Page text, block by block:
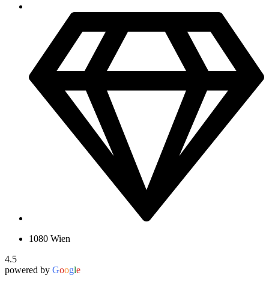
1080 Wien
4.5
powered by Google